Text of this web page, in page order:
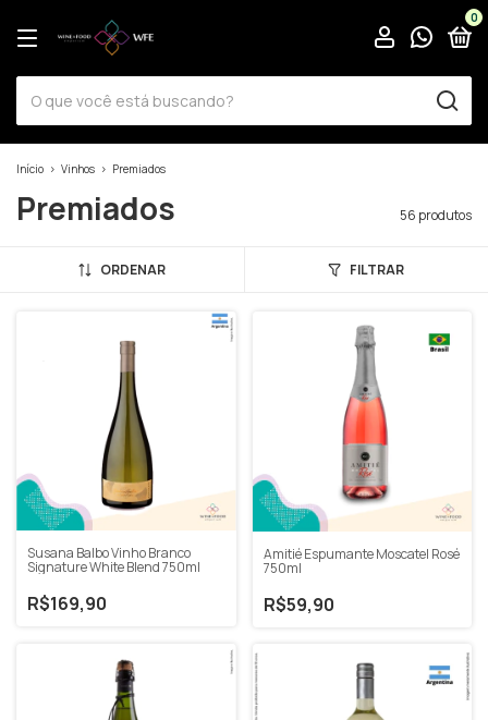
0
Início > Vinhos > Premiados
Premiados 56 produtos
ORDENAR FILTRAR
Susana Balbo Vinho Branco
Signature White Blend 750ml
R$169,90
Amitié Espumante Moscatel Rosé
750ml
R$59,90